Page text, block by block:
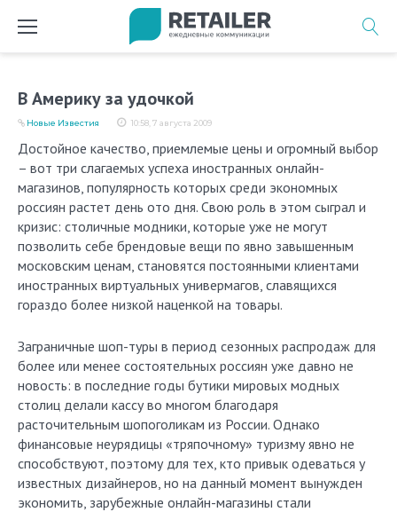
В Америку за удочкой
10:58, 7 августа 2009
Новые Известия
Достойное качество, приемлемые цены и огромный выбор
– вот три слагаемых успеха иностранных oнлайн-
магазинов, популярность которых среди экономных
россиян растет день ото дня. Свою роль в этом сыграл и
кризис: столичные модники, которые уже не могут
позволить себе брендовые вещи по явно завышенным
московским ценам, становятся постоянными клиентами
иностранных виртуальных универмагов, славящихся
гораздо более низкой наценкой на товары.
Заграничные шоп-туры в период сезонных распродаж для
более или менее состоятельных россиян уже давно не
новость: в последние годы бутики мировых модных
столиц делали кассу во многом благодаря
расточительным шопоголикам из России. Однако
финансовые неурядицы «тряпочному» туризму явно не
способствуют, поэтому для тех, кто привык одеваться у
известных дизайнеров, но на данный момент вынужден
экономить, зарубежные oнлайн-магазины стали